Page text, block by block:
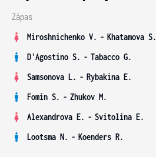
Zápas
Miroshnichenko V. - Khatamova S.
D'Agostino S. - Tabacco G.
Samsonova L. - Rybakina E.
Fomin S. - Zhukov M.
Alexandrova E. - Svitolina E.
Lootsma N. - Koenders R.